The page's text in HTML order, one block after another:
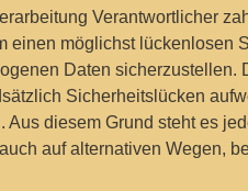
Verantwortlicher
einen möglichst lückenlosen
Daten sicherzustellen.
Sicherheitslücken
diesem Grund steht es
auf alternativen Wegen,